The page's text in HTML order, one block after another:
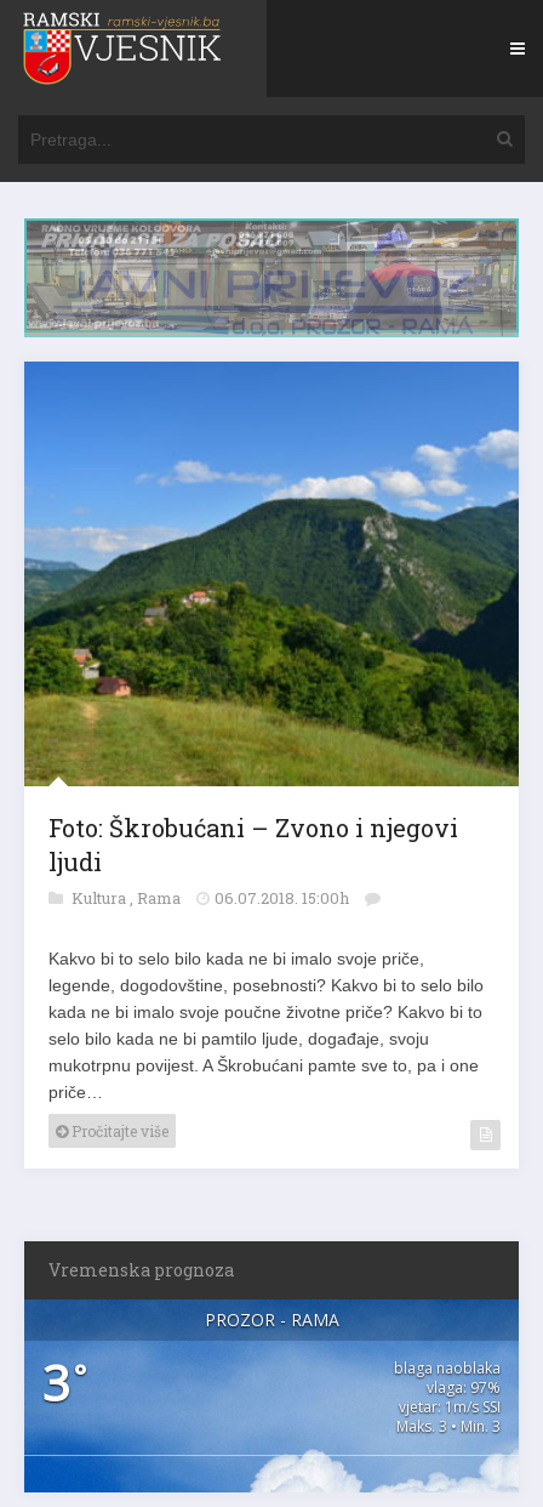
Foto: Škrobućani – Zvono i njegovi
ljudi
Kultura, Rama 06.07.2018. 15:00h
Kakvo bi to selo bilo kada ne bi imalo svoje priče,
legende, dogodovštine, posebnosti? Kakvo bi to selo bilo
kada ne bi imalo svoje poučne životne priče? Kakvo bi to
selo bilo kada ne bi pamtilo ljude, događaje, svoju
mukotrpnu povijest. A Škrobućani pamte sve to, pa i one
priče…
Pročitajte više
Vremenska prognoza
PROZOR - RAMA
3°
blaga naoblaka
vlaga: 97%
vjetar: 1m/s SSI
Maks. 3 • Min. 3